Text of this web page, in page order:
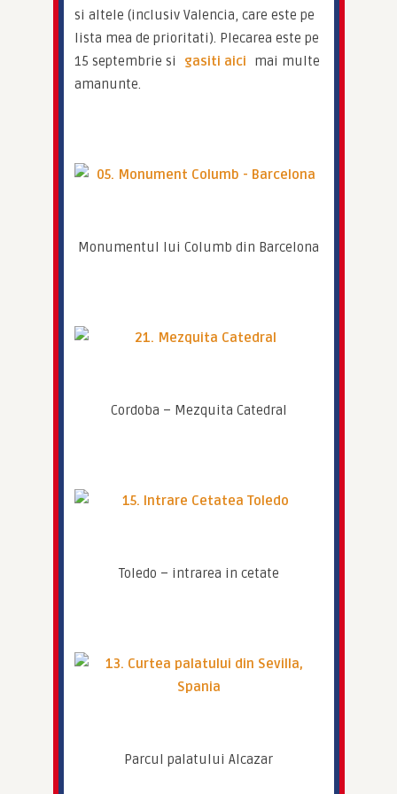
si altele (inclusiv Valencia, care este pe
lista mea de prioritati). Plecarea este pe
15 septembrie si
gasiti aici
mai multe
amanunte.
Monumentul lui Columb din Barcelona
Cordoba – Mezquita Catedral
Toledo – intrarea in cetate
Parcul palatului Alcazar